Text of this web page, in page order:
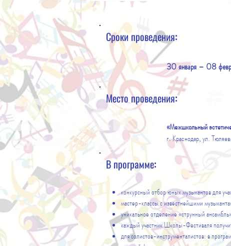
Сроки проведения:
30 января – 08
Место проведения:
«Межшкольный
г. Краснодар, ул.
В программе:
конкурсный отбор юных музыкантов для
мастер-классы с известнейшими
уникальное отделение «струнный
каждый участник Школы-Фестиваля
для солистов-инструменталистов: в